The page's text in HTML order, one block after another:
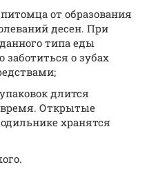
от образования
десен. При
типа еды
заботиться о зубах
длится
Открытые
хранятся